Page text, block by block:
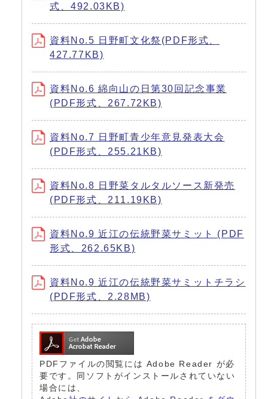
式、492.03KB)
資料No.5 日野町文化祭(PDF形式、
427.77KB)
資料No.6 綿向山の日第30回記念事業
(PDF形式、267.72KB)
資料No.7 日野町青少年意見発表大会
(PDF形式、255.21KB)
資料No.8 日野菜タルタルソース新発売
(PDF形式、211.19KB)
資料No.9 近江の伝統野菜サミット (PDF
形式、262.65KB)
資料No.9 近江の伝統野菜サミットチラシ
(PDF形式、2.28MB)
PDFファイルの閲覧には Adobe Reader が必
要です。同ソフトがインストールされていない
場合には、